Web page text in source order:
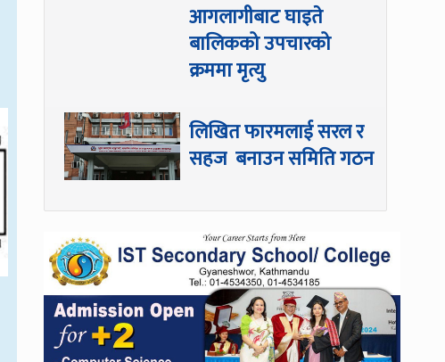
आगलागीबाट घाइते
बालिकको उपचारको
क्रममा मृत्यु
लिखित फारमलाई सरल र
सहज बनाउन समिति गठन